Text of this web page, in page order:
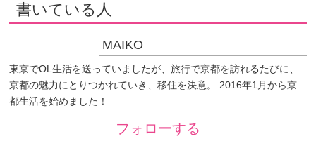
書いている人
MAIKO
東京でOL生活を送っていましたが、旅行で京都を訪れるたびに、
京都の魅力にとりつかれていき、移住を決意。 2016年1月から京
都生活を始めました！
フォローする